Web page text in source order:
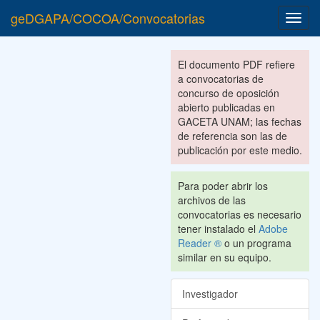
geDGAPA/COCOA/Convocatorias
El documento PDF refiere
a convocatorias de
concurso de oposición
abierto publicadas en
GACETA UNAM; las fechas
de referencia son las de
publicación por este medio.
Para poder abrir los
archivos de las
convocatorias es necesario
tener instalado el Adobe
Reader ® o un programa
similar en su equipo.
Investigador